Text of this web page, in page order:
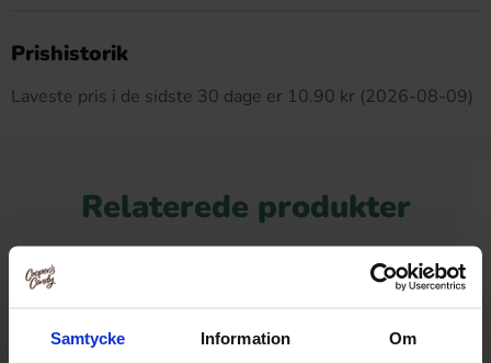
Samtycke Information Om
Prishistorik
Laveste pris i de sidste 30 dage er 10.90 kr (2026-08-09)
Relaterede produkter